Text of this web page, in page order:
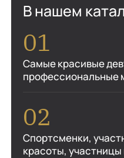
В нашем
Самые красивые
профессиональные
Спортсменки,
красоты,